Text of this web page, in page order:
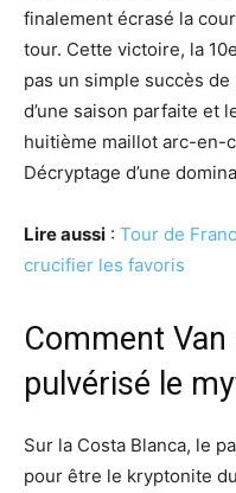
finalement écrasé la
tour. Cette victoire, la
pas un simple succès
d’une saison parfaite et
huitième maillot arc-en-
Décryptage d’une
Lire aussi : Tour de
crucifier les favoris
Comment Van
pulvérisé le
Sur la Costa Blanca, le
pour être le kryptonite